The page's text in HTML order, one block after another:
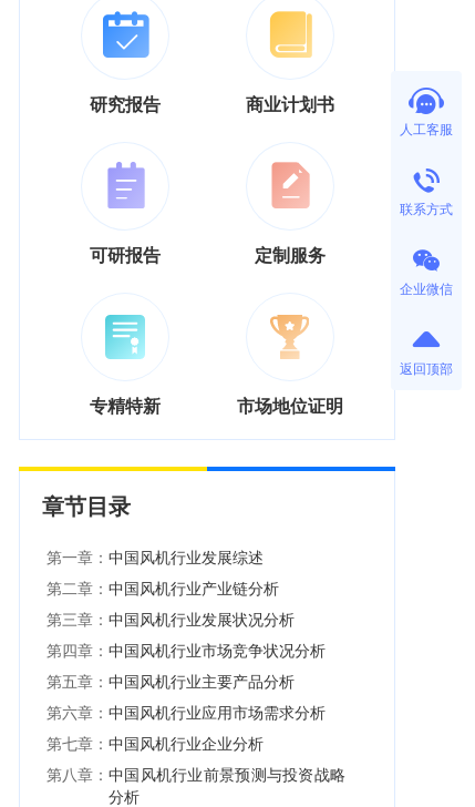
研究报告 商业计划书
可研报告 定制服务
专精特新 市场地位证明
章节目录
第一章： 中国风机行业发展综述
第二章： 中国风机行业产业链分析
第三章： 中国风机行业发展状况分析
第四章： 中国风机行业市场竞争状况分析
第五章： 中国风机行业主要产品分析
第六章： 中国风机行业应用市场需求分析
第七章： 中国风机行业企业分析
第八章： 中国风机行业前景预测与投资战略
分析
人工客服
联系方式
企业微信
返回顶部